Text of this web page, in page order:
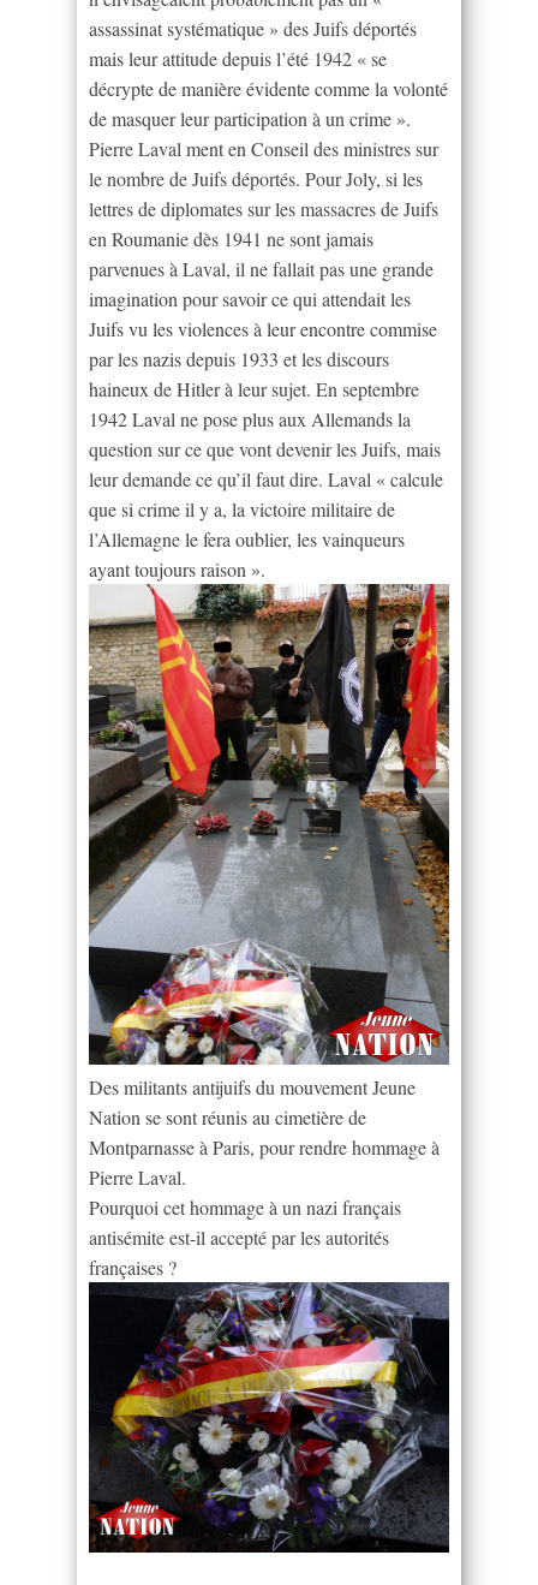
assassinat systématique » des Juifs déportés
mais leur attitude depuis l’été 1942 « se
décrypte de manière évidente comme la volonté
de masquer leur participation à un crime ».
Pierre Laval ment en Conseil des ministres sur
le nombre de Juifs déportés. Pour Joly, si les
lettres de diplomates sur les massacres de Juifs
en Roumanie dès 1941 ne sont jamais
parvenues à Laval, il ne fallait pas une grande
imagination pour savoir ce qui attendait les
Juifs vu les violences à leur encontre commise
par les nazis depuis 1933 et les discours
haineux de Hitler à leur sujet. En septembre
1942 Laval ne pose plus aux Allemands la
question sur ce que vont devenir les Juifs, mais
leur demande ce qu’il faut dire. Laval « calcule
que si crime il y a, la victoire militaire de
l’Allemagne le fera oublier, les vainqueurs
ayant toujours raison ».
Des militants antijuifs du mouvement Jeune
Nation se sont réunis au cimetière de
Montparnasse à Paris, pour rendre hommage à
Pierre Laval.
Pourquoi cet hommage à un nazi français
antisémite est-il accepté par les autorités
françaises ?